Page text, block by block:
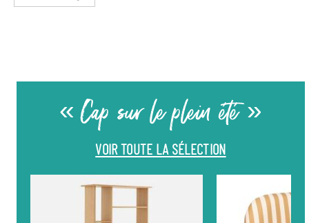
« Cap sur le plein été »
VOIR TOUTE LA SÉLECTION